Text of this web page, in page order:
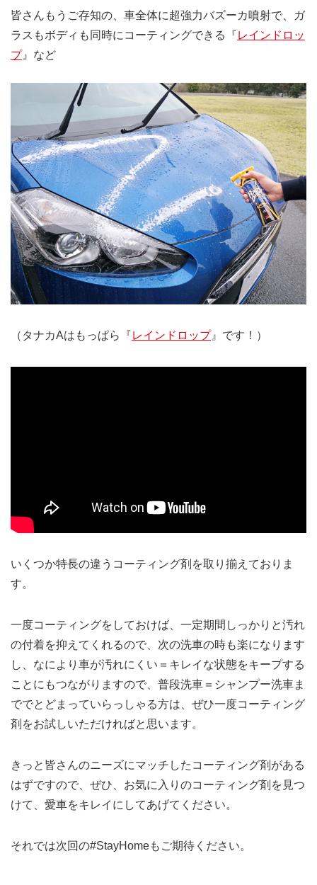
皆さんもうご存知の、車全体に超強力バズーカ噴射で、ガ
ラスもボディも同時にコーティングできる『レインドロッ
プ』など
（タナカAはもっぱら『レインドロップ』です！）
いくつか特長の違うコーティング剤を取り揃えておりま
す。
一度コーティングをしておけば、一定期間しっかりと汚れ
の付着を抑えてくれるので、次の洗車の時も楽になります
し、なにより車が汚れにくい＝キレイな状態をキープする
ことにもつながりますので、普段洗車＝シャンプー洗車ま
ででとどまっていらっしゃる方は、ぜひ一度コーティング
剤をお試しいただければと思います。
きっと皆さんのニーズにマッチしたコーティング剤がある
はずですので、ぜひ、お気に入りのコーティング剤を見つ
けて、愛車をキレイにしてあげてください。
それでは次回の#StayHomeもご期待ください。